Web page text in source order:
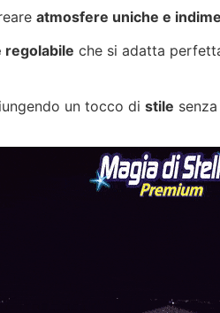
atmosfere uniche e
regolabile che si adatta
un tocco di stile